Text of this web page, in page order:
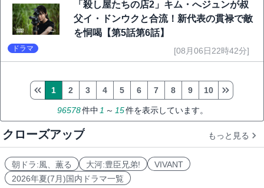
「殺し屋たちの店2」キム・へジュンが叔
父イ・ドンウクと合流！新代表の貫禄で敵
を恫喝【第5話第6話】
ドラマ [08月06日22時42分]
96578件中 1 ～ 15件を表示しています。
1 2 3 4 5 6 7 8 9 10
クローズアップ もっと見る
朝ドラ:風、薫る 大河:豊臣兄弟!
VIVANT
2026年夏(7月)国内ドラマ一覧